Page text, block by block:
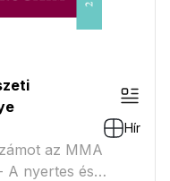
Hír
az MMA
A nyertes és